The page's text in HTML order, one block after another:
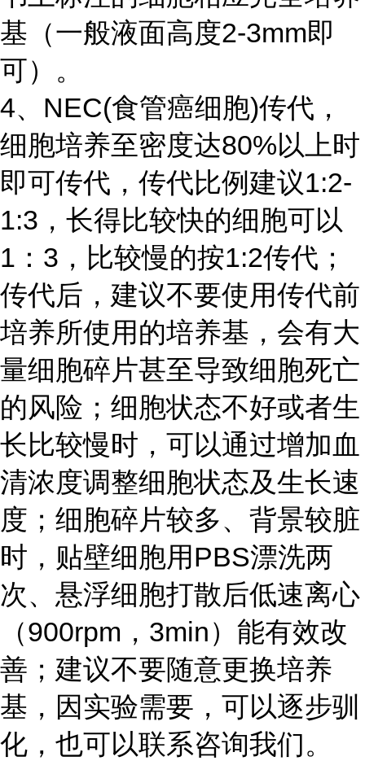
基（一般液面高度2-3mm即
可）。
4、NEC(食管癌细胞)传代，
细胞培养至密度达80%以上时
即可传代，传代比例建议1:2-
1:3，长得比较快的细胞可以
1：3，比较慢的按1:2传代；
传代后，建议不要使用传代前
培养所使用的培养基，会有大
量细胞碎片甚至导致细胞死亡
的风险；细胞状态不好或者生
长比较慢时，可以通过增加血
清浓度调整细胞状态及生长速
度；细胞碎片较多、背景较脏
时，贴壁细胞用PBS漂洗两
次、悬浮细胞打散后低速离心
（900rpm，3min）能有效改
善；建议不要随意更换培养
基，因实验需要，可以逐步驯
化，也可以联系咨询我们。